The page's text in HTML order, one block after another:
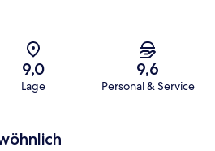
9,0
Lage
9,6
Personal & Service